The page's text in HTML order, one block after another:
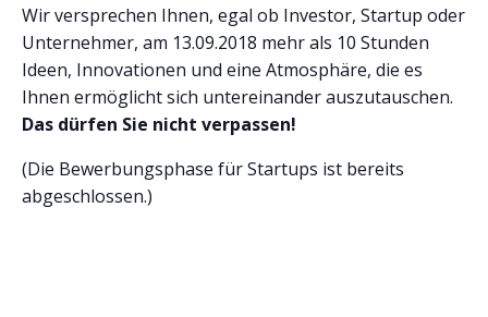
Wir versprechen Ihnen, egal ob Investor, Startup oder
Unternehmer, am 13.09.2018 mehr als 10 Stunden
Ideen, Innovationen und eine Atmosphäre, die es
Ihnen ermöglicht sich untereinander auszutauschen.
Das dürfen Sie nicht verpassen!
(Die Bewerbungsphase für Startups ist bereits
abgeschlossen.)